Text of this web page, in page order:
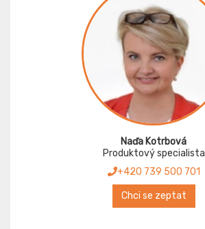
Naďa Kotrbová
Produktový specialista
+420 739 500 701
Chci se zeptat